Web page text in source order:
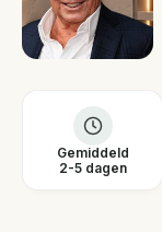
Gemiddeld
2-5 dagen